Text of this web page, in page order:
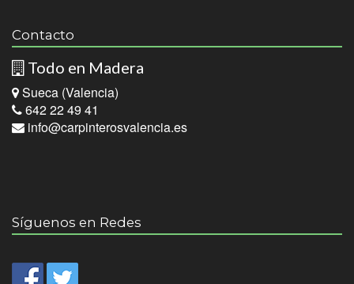
Contacto
Todo en Madera
Sueca (Valencia)
642 22 49 41
info@carpinterosvalencia.es
Síguenos en Redes